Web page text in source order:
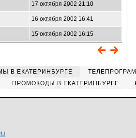
17 октября 2002 21:10
16 октября 2002 16:41
15 октября 2002 16:15
В ЕКАТЕРИНБУРГЕ
ПРОМОКОДЫ В ЕКАТЕРИНБУРГЕ